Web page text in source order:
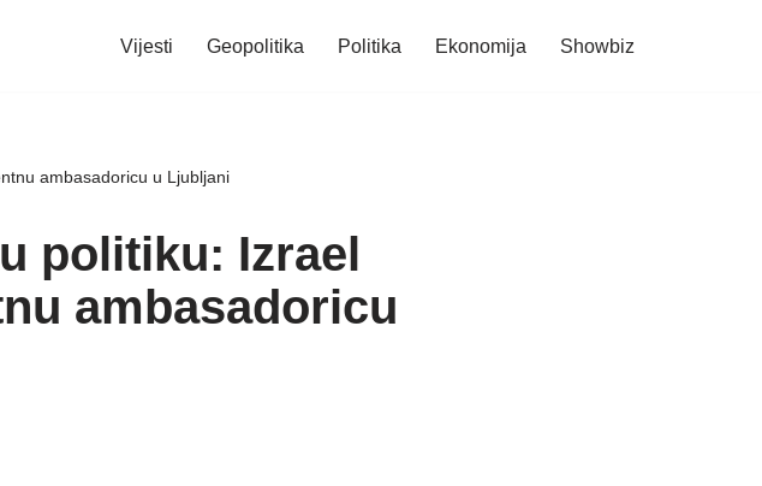
Vijesti Geopolitika Politika Ekonomija Showbiz
ambasadoricu u Ljubljani
politiku: Izrael
ambasadoricu